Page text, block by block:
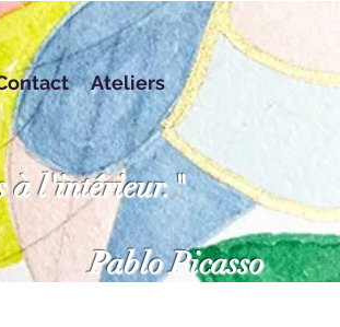
Ateliers
à l'intérieur."
Pablo Picasso